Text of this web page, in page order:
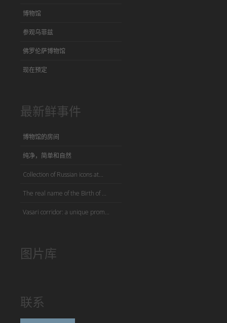
博物馆
参观乌菲兹
佛罗伦萨博物馆
现在预定
最新鲜事件
博物馆的房间
纯净，简单和自然
Collection of Russian icons at...
The real name of the Birth of ...
Vasari corridor: a unique prom...
图片库
联系